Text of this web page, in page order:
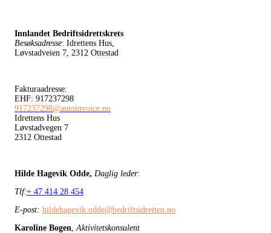
Innlandet Bedriftsidrettskrets
Besøksadresse: Idrettens Hus,
Løvstadveien 7, 2312 Ottestad
Fakturaadresse:
EHF: 917237298
917237298@autoinvoice.no
Idrettens Hus
Løvstadvegen 7
2312 Ottestad
Hilde Hagevik Odde, Daglig leder:
Tlf:+ 47 414 28 454
E-post: hildehagevik.odde@bedriftsidretten.no
Karoline Bogen Aktivitetskonsulent